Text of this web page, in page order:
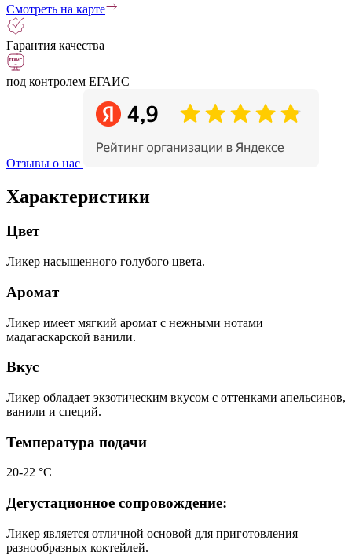
Смотреть на карте
Гарантия качества
под контролем ЕГАИС
Отзывы о нас
Характеристики
Цвет
Ликер насыщенного голубого цвета.
Аромат
Ликер имеет мягкий аромат с нежными нотами
мадагаскарской ванили.
Вкус
Ликер обладает экзотическим вкусом с оттенками апельсинов,
ванили и специй.
Температура подачи
20-22 °С
Дегустационное сопровождение:
Ликер является отличной основой для приготовления
разнообразных коктейлей.